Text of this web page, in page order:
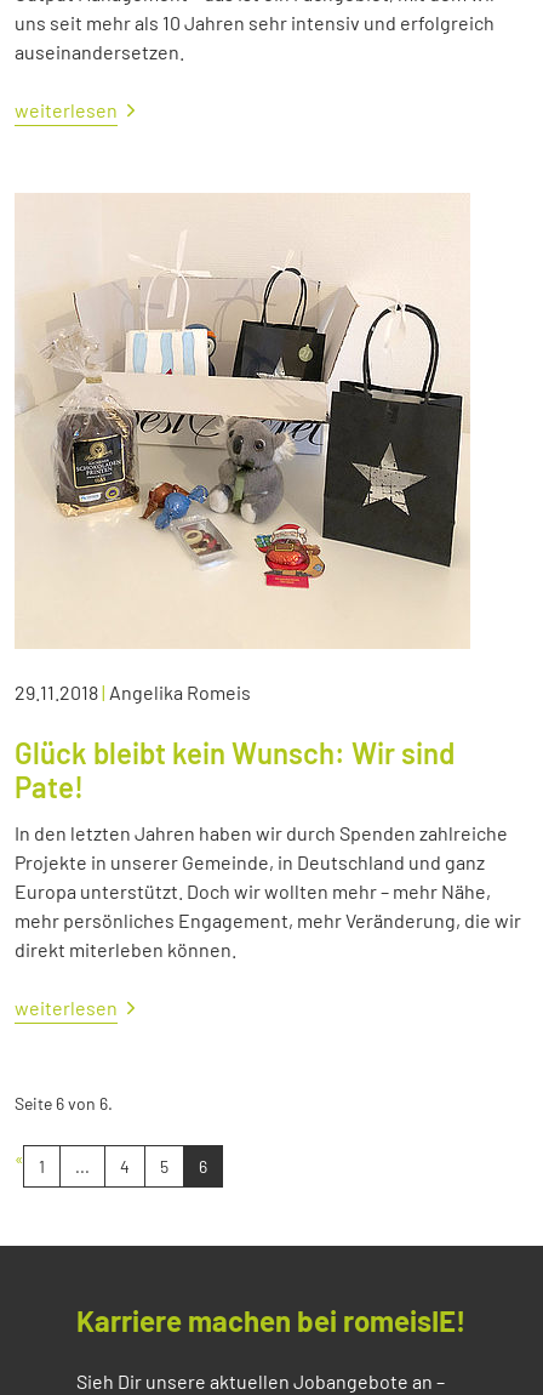
uns seit mehr als 10 Jahren sehr intensiv und erfolgreich
auseinandersetzen.
weiterlesen
29.11.2018| Angelika Romeis
Glück bleibt kein Wunsch: Wir sind
Pate!
In den letzten Jahren haben wir durch Spenden zahlreiche
Projekte in unserer Gemeinde, in Deutschland und ganz
Europa unterstützt. Doch wir wollten mehr – mehr Nähe,
mehr persönliches Engagement, mehr Veränderung, die wir
direkt miterleben können.
weiterlesen
Seite 6 von 6.
« 1 ... 4 5 6
Karriere machen bei romeisIE!
Sieh Dir unsere aktuellen Jobangebote an –